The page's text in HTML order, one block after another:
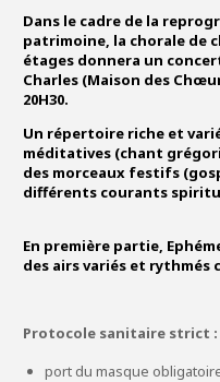
Dans le cadre de la
patrimoine, la chorale de
étages donnera un
Charles (Maison des
20H30.
Un répertoire riche et
méditatives (chant
des morceaux festifs
différents courants
En première partie,
des airs variés et rythmés
Protocole sanitaire strict :
port du masque